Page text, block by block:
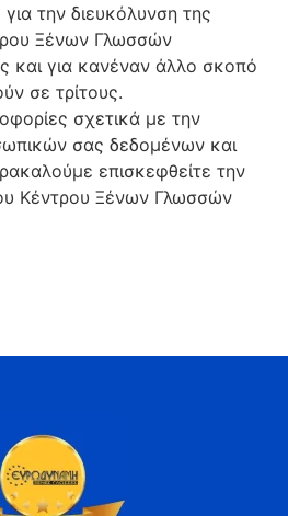
την διευκόλυνση της
Ξένων Γλωσσών
για κανέναν άλλο σκοπό
σε τρίτους.
σχετικά με την
σας δεδομένων και
επισκεφθείτε την
Κέντρου Ξένων Γλωσσών